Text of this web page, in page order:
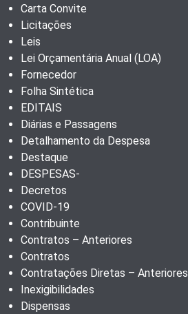
Carta Convite
Licitações
Leis
Lei Orçamentária Anual (LOA)
Fornecedor
Folha Sintética
EDITAIS
Diárias e Passagens
Detalhamento da Despesa
Destaque
DESPESAS-
Decretos
COVID-19
Contribuinte
Contratos – Anteriores
Contratos
Contratações Diretas – Anteriores
Inexigibilidades
Dispensas